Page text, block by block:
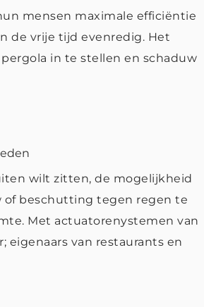
mensen maximale efficiëntie
de vrije tijd evenredig. Het
in te stellen en schaduw
wilt zitten, de mogelijkheid
of beschutting tegen regen te
Met actuatorenystemen van
eigenaars van restaurants en